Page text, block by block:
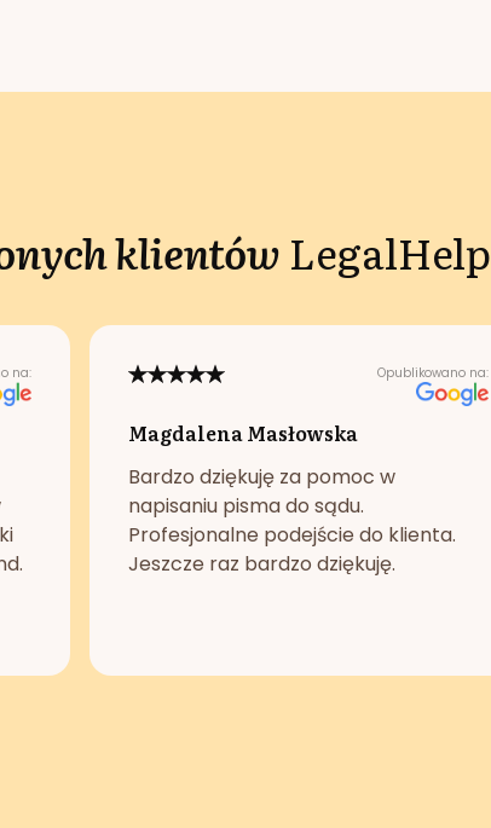
klientów LegalHelp
na: Opublikowano na:
Magdalena Masłowska
Bardzo dziękuję za pomoc w
napisaniu pisma do sądu.
Profesjonalne podejście do klienta.
Jeszcze raz bardzo dziękuję.